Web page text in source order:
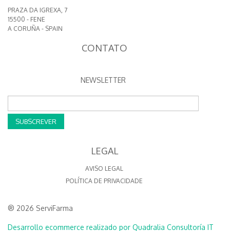
PRAZA DA IGREXA, 7
15500 - FENE
A CORUÑA - SPAIN
CONTATO
NEWSLETTER
SUBSCREVER
LEGAL
AVISO LEGAL
POLÍTICA DE PRIVACIDADE
® 2026 ServiFarma
Desarrollo ecommerce realizado por Quadralia Consultoría IT